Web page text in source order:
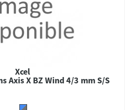
Xcel
Axis X BZ Wind 4/3 mm S/S